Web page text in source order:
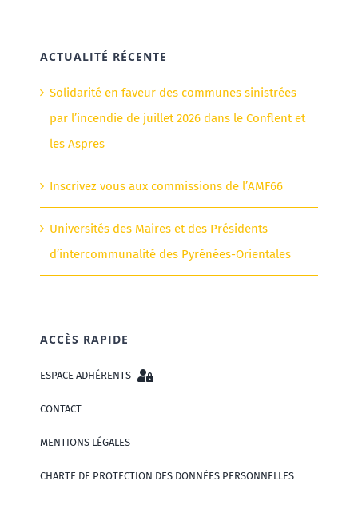
ACTUALITÉ RÉCENTE
Solidarité en faveur des communes sinistrées
par l’incendie de juillet 2026 dans le Conflent et
les Aspres
Inscrivez vous aux commissions de l’AMF66
Universités des Maires et des Présidents
d’intercommunalité des Pyrénées-Orientales
ACCÈS RAPIDE
ESPACE ADHÉRENTS
CONTACT
MENTIONS LÉGALES
CHARTE DE PROTECTION DES DONNÉES PERSONNELLES